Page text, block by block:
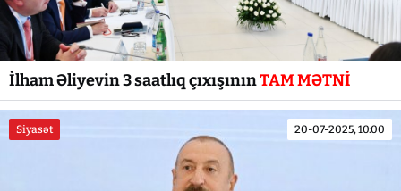
İlham Əliyevin 3 saatlıq çıxışınınTAM MƏTNİ
Siyasət 20-07-2025, 10:00